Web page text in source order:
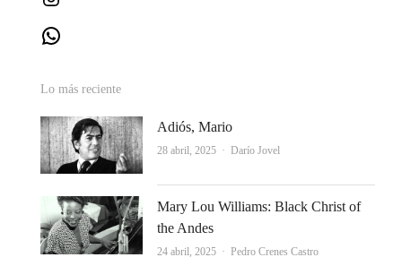
Lo más reciente
Adiós, Mario
28 abril, 2025 Autor
Darío Jovel
Mary Lou Williams: Black Christ of
the Andes
24 abril, 2025 Autor
Pedro Crenes Castro